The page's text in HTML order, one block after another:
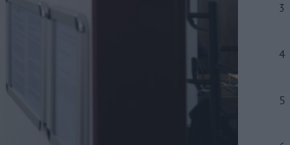
3
4
5